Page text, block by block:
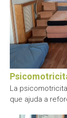
La
que ajuda a